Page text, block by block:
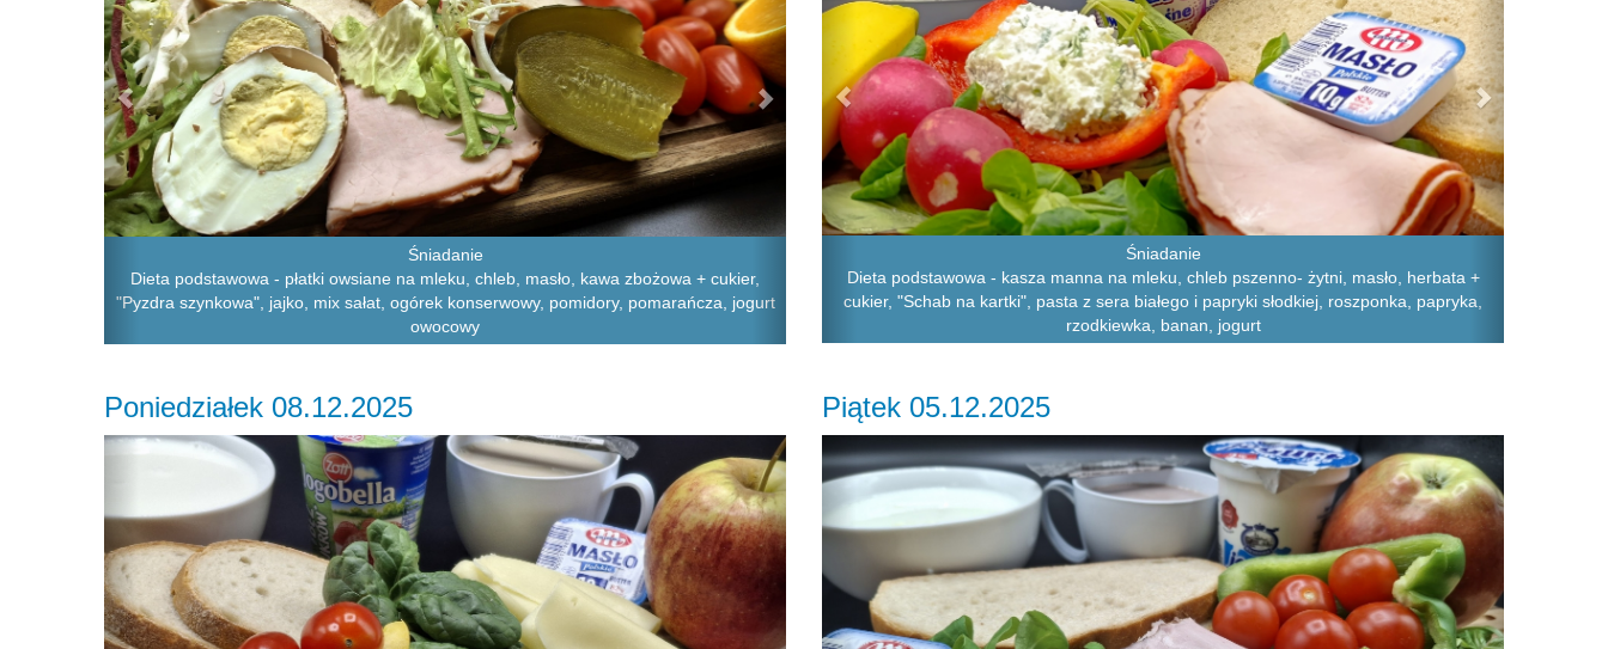
Śniadanie
Dieta podstawowa - płatki owsiane na mleku, chleb, masło, kawa zbożowa + cukier,
"Pyzdra szynkowa", jajko, mix sałat, ogórek konserwowy, pomidory, pomarańcza, jogurt
owocowy
Śniadanie
Dieta podstawowa - kasza manna na mleku, chleb pszenno- żytni, masło, herbata +
cukier, "Schab na kartki", pasta z sera białego i papryki słodkiej, roszponka, papryka,
rzodkiewka, banan, jogurt
Poniedziałek 08.12.2025
Previous Next
Piątek 05.12.2025
Previous Next